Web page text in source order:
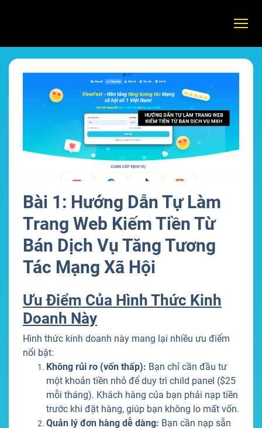
Bài 1: Hướng Dẫn Tự Làm
Trang Web Kiếm Tiền Từ
Bán Dịch Vụ Tăng Tương
Tác Mạng Xã Hội
Ưu Điểm Của Hình Thức Kinh
Doanh Này
Hình thức kinh doanh này mang lại nhiều ưu điểm
nổi bật:
Không rủi ro (vốn thấp): Bạn chỉ cần đầu tư
một khoản tiền nhỏ để duy trì child panel ($25
mỗi tháng). Khách hàng của bạn phải nạp tiền
trước khi đặt hàng, giúp bạn không lo mất vốn.
Quản lý đơn hàng dễ dàng: Bạn cần nạp sẵn